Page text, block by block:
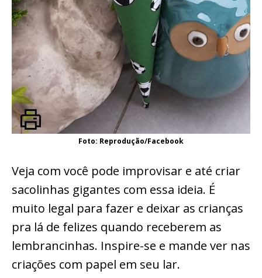
Foto: Reprodução/Facebook
Veja com você pode improvisar e até criar
sacolinhas gigantes com essa ideia. É
muito legal para fazer e deixar as crianças
pra lá de felizes quando receberem as
lembrancinhas. Inspire-se e mande ver nas
criações com papel em seu lar.